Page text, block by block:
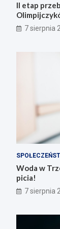
II etap
7 sierpnia
Woda w
picia!
7 sierpnia